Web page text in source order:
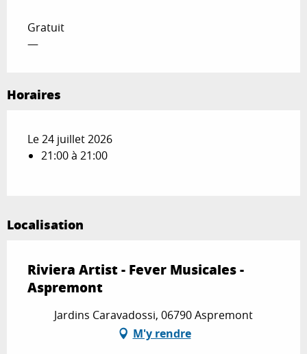
Gratuit
—
Horaires
Le 24 juillet 2026
21:00 à 21:00
Localisation
Riviera Artist - Fever Musicales -
Aspremont
Jardins Caravadossi, 06790 Aspremont
M'y rendre